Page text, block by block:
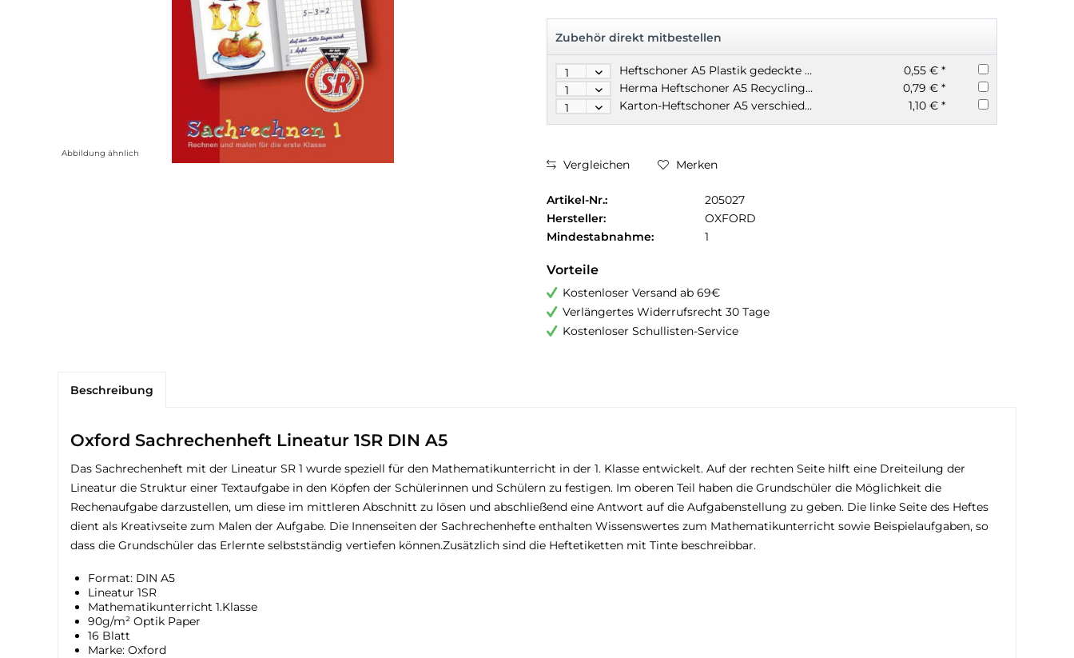
Abbildung ähnlich
Zubehör direkt mitbestellen
Heftschoner A5 Plastik gedeckte Farben
0,55 € *
Herma Heftschoner A5 Recycling Papier
0,79 € *
Karton-Heftschoner A5 verschiedene Farben Herma
1,10 € *
Vergleichen Merken
Artikel-Nr.:
205027
Hersteller:
OXFORD
Mindestabnahme:
1
Vorteile
Kostenloser Versand ab 69€
Verlängertes Widerrufsrecht 30 Tage
Kostenloser Schullisten-Service
Beschreibung
Oxford Sachrechenheft Lineatur 1SR DIN A5
Das Sachrechenheft mit der Lineatur SR 1 wurde speziell für den Mathematikunterricht in der 1. Klasse entwickelt. Auf der rechten Seite hilft eine Dreiteilung der
Lineatur die Struktur einer Textaufgabe in den Köpfen der Schülerinnen und Schülern zu festigen. Im oberen Teil haben die Grundschüler die Möglichkeit die
Rechenaufgabe darzustellen, um diese im mittleren Abschnitt zu lösen und abschließend eine Antwort auf die Aufgabenstellung zu geben. Die linke Seite des Heftes
dient als Kreativseite zum Malen der Aufgabe. Die Innenseiten der Sachrechenhefte enthalten Wissenswertes zum Mathematikunterricht sowie Beispielaufgaben, so
dass die Grundschüler das Erlernte selbstständig vertiefen können.Zusätzlich sind die Heftetiketten mit Tinte beschreibbar.
Format: DIN A5
Lineatur 1SR
Mathematikunterricht 1.Klasse
90g/m² Optik Paper
16 Blatt
Marke: Oxford